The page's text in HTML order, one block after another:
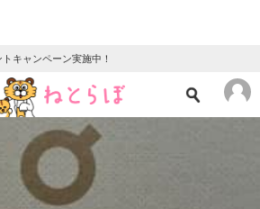
キャンペーン実施中！
ニュース
クイズ